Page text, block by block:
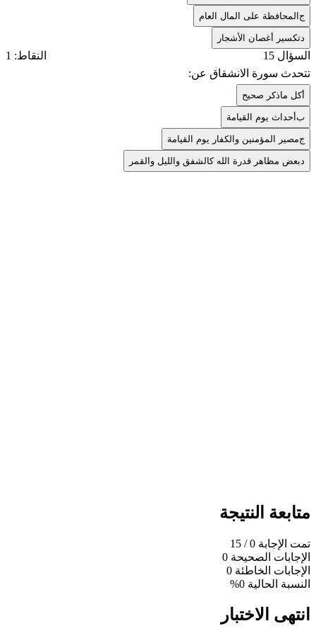
جالمحافظة على المال العام
تكسير أغصان الأشجار
السؤال 15
النقاط: 1
تتحدث سورة الانشقاق عن:
كل ماذكر صحيح
بأحداث يوم القيامة
جمصير المؤمنين والكفار يوم القيامة
بعض مظاهر قدرة الله كالشفق والليل والقمر
متابعة النتيجة
تمت الإجابة 0
/ 15
الإجابات الصحيحة 0
الإجابات الخاطئة 0
النسبة الحالية 0%
انتهى الاختبار